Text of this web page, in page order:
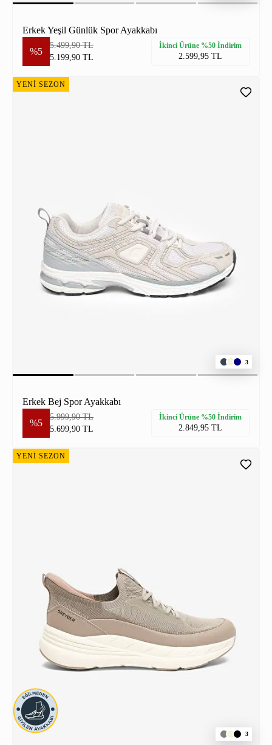
Erkek Yeşil Günlük Spor Ayakkabı
%5
5.499,90 TL
5.199,90 TL
İkinci Ürüne %50 İndirim
2.599,95 TL
YENİ SEZON
3
Erkek Bej Spor Ayakkabı
%5
5.999,90 TL
5.699,90 TL
İkinci Ürüne %50 İndirim
2.849,95 TL
YENİ SEZON
3